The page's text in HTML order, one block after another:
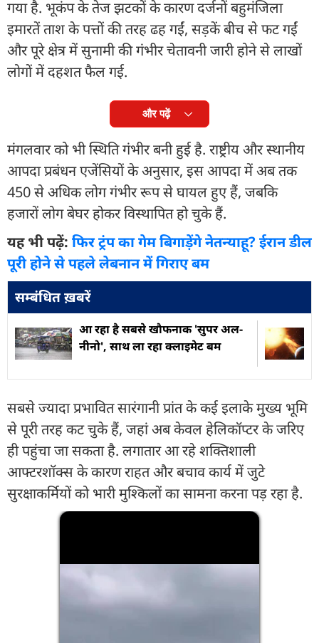
गया है. भूकंप के तेज झटकों के कारण दर्जनों बहुमंजिला
इमारतें ताश के पत्तों की तरह ढह गईं, सड़कें बीच से फट गईं
और पूरे क्षेत्र में सुनामी की गंभीर चेतावनी जारी होने से लाखों
लोगों में दहशत फैल गई.
और पढ़ें
मंगलवार को भी स्थिति गंभीर बनी हुई है. राष्ट्रीय और स्थानीय
आपदा प्रबंधन एजेंसियों के अनुसार, इस आपदा में अब तक
450 से अधिक लोग गंभीर रूप से घायल हुए हैं, जबकि
हजारों लोग बेघर होकर विस्थापित हो चुके हैं.
यह भी पढ़ें: फिर ट्रंप का गेम बिगाड़ेंगे नेतन्याहू? ईरान डील
पूरी होने से पहले लेबनान में गिराए बम
सम्बंधित ख़बरें
आ रहा है सबसे खौफनाक 'सुपर अल-
नीनो', साथ ला रहा क्लाइमेट बम
सबसे ज्यादा प्रभावित सारंगानी प्रांत के कई इलाके मुख्य भूमि
से पूरी तरह कट चुके हैं, जहां अब केवल हेलिकॉप्टर के जरिए
ही पहुंचा जा सकता है. लगातार आ रहे शक्तिशाली
आफ्टरशॉक्स के कारण राहत और बचाव कार्य में जुटे
सुरक्षाकर्मियों को भारी मुश्किलों का सामना करना पड़ रहा है.